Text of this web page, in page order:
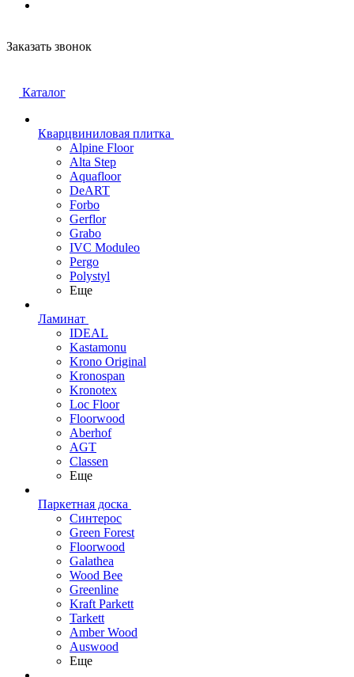
Заказать звонок
Каталог
Кварцвиниловая плитка
Alpine Floor
Alta Step
Aquafloor
DeART
Forbo
Gerflor
Grabo
IVC Moduleo
Pergo
Polystyl
Еще
Ламинат
IDEAL
Kastamonu
Krono Original
Kronospan
Kronotex
Loc Floor
Floorwood
Aberhof
AGT
Classen
Еще
Паркетная доска
Синтерос
Green Forest
Floorwood
Galathea
Wood Bee
Greenline
Kraft Parkett
Tarkett
Amber Wood
Auswood
Еще